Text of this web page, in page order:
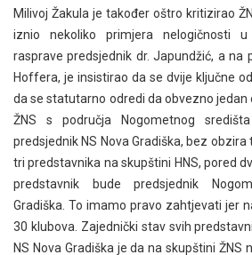
Milivoj Žakula je također oštro kritizirao
iznio nekoliko primjera nelogičnosti
rasprave predsjednik dr. Japundžić, a na
Hoffera, je insistirao da se dvije ključne
da se statutarno odredi da obvezno jedan
ŽNS s područja Nogometnog
predsjednik NS Nova Gradiška, bez obzira
tri predstavnika na skupštini HNS, pored
predstavnik bude predsjednik
Gradiška. To imamo pravo zahtjevati jer
30 klubova. Zajednički stav svih
NS Nova Gradiška je da na skupštini ŽNS